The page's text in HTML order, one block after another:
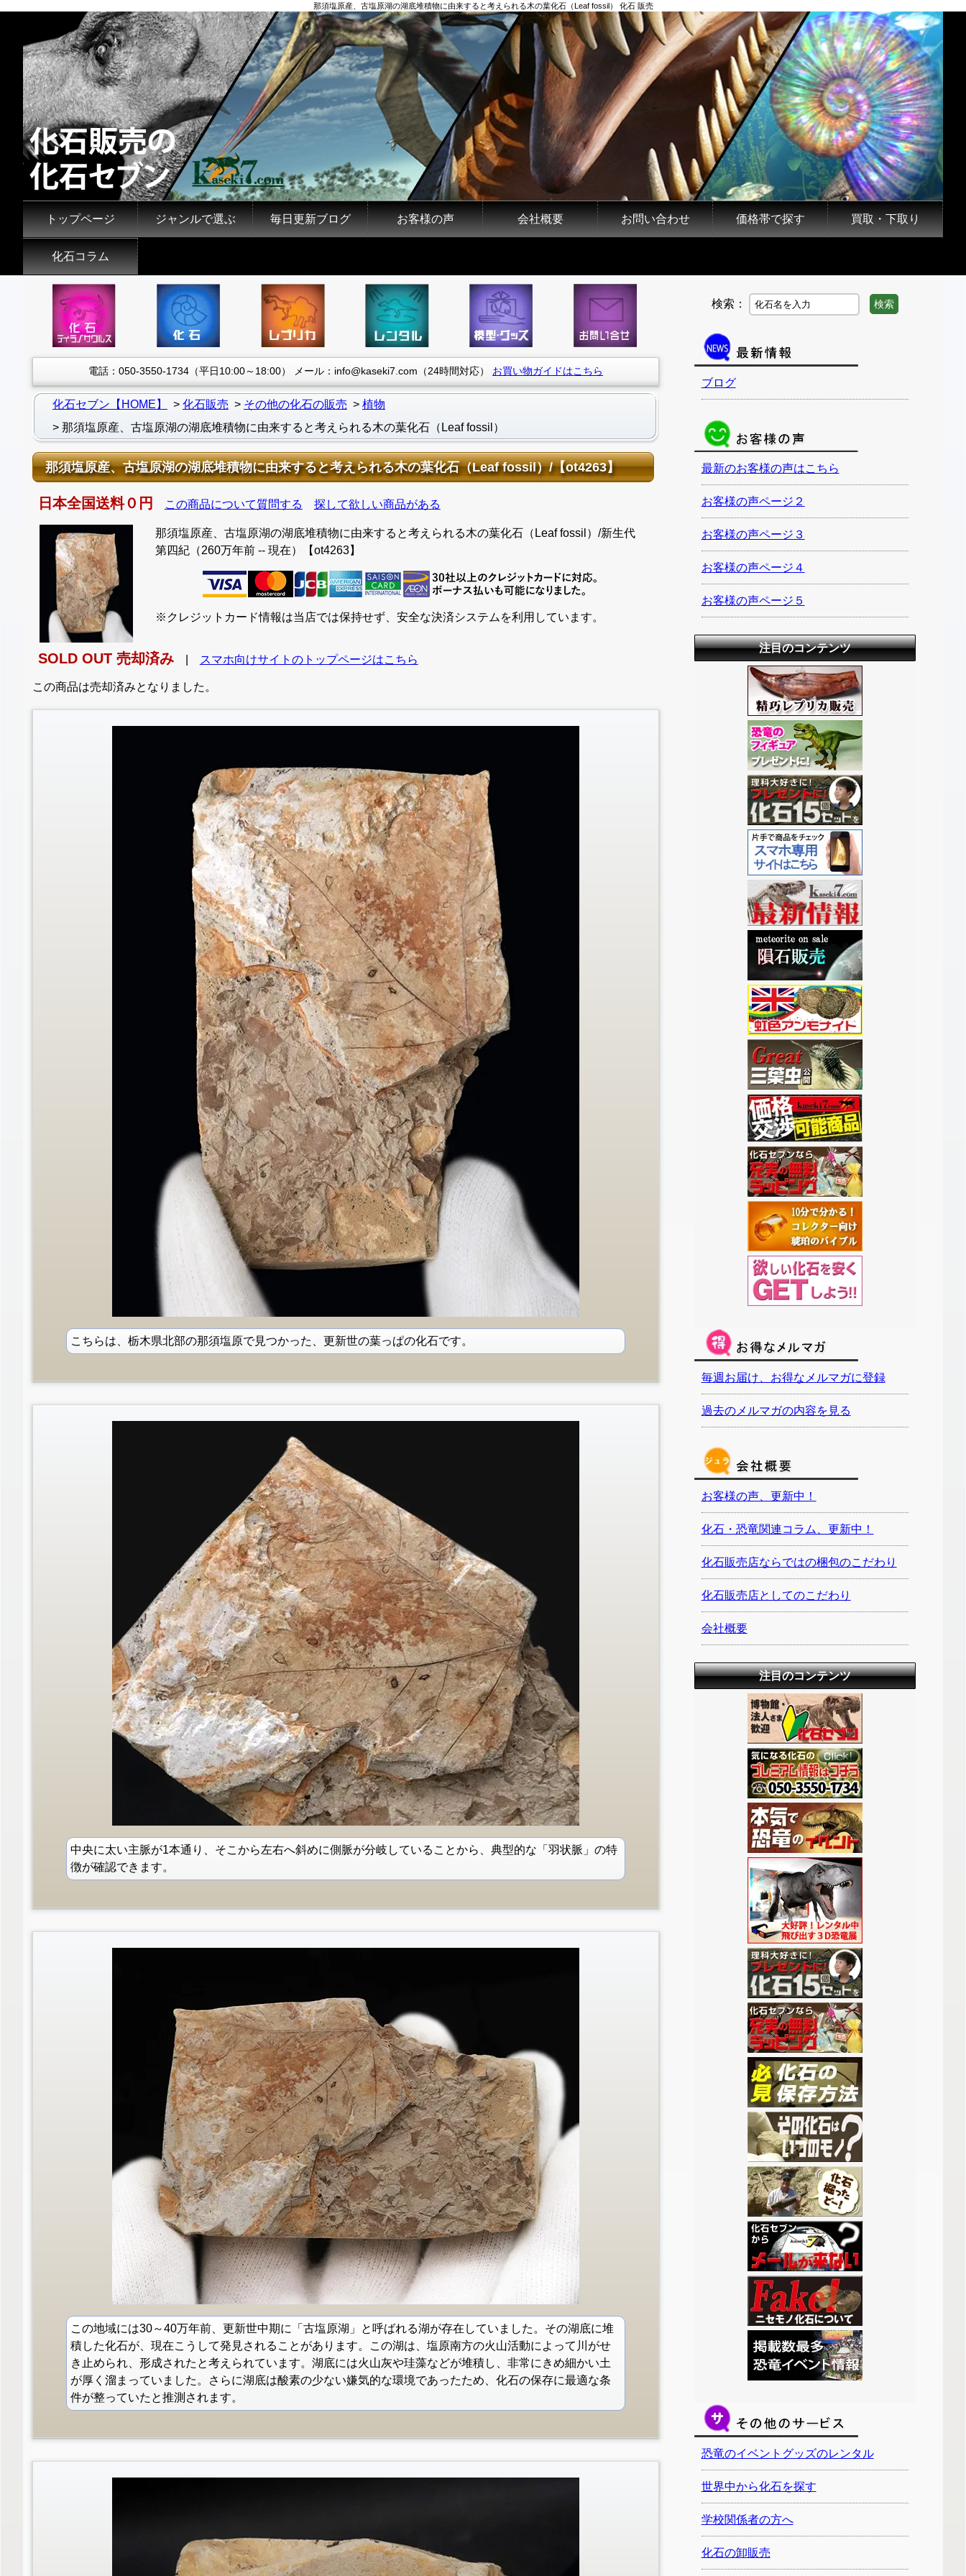
那須塩原産、古塩原湖の湖底堆積物に由来すると考えられる木の葉化石（Leaf fossil） 化石 販売
トップページ ジャンルで選ぶ 毎日更新ブログ お客様の声 会社概要 お問い合わせ 価格帯で探す 買取・下取り
化石コラム
電話：050-3550-1734（平日10:00～18:00） メール：info@kaseki7.com（24時間対応） お買い物ガイドはこちら
化石セブン【HOME】 化石販売 その他の化石の販売
植物
那須塩原産、古塩原湖の湖底堆積物に由来すると考えられる木の葉化石（Leaf fossil）
那須塩原産、古塩原湖の湖底堆積物に由来すると考えられる木の葉化石（Leaf fossil）/【ot4263】
日本全国送料０円 この商品について質問する 探して欲しい商品がある
那須塩原産、古塩原湖の湖底堆積物に由来すると考えられる木の葉化石（Leaf fossil）/新生代
第四紀（260万年前 -- 現在）【ot4263】
※クレジットカード情報は当店では保持せず、安全な決済システムを利用しています。
SOLD OUT 売却済み| スマホ向けサイトのトップページはこちら
この商品は売却済みとなりました。
こちらは、栃木県北部の那須塩原で見つかった、更新世の葉っぱの化石です。
中央に太い主脈が1本通り、そこから左右へ斜めに側脈が分岐していることから、典型的な「羽状脈」の特
徴が確認できます。
この地域には30～40万年前、更新世中期に「古塩原湖」と呼ばれる湖が存在していました。その湖底に堆
積した化石が、現在こうして発見されることがあります。この湖は、塩原南方の火山活動によって川がせ
き止められ、形成されたと考えられています。湖底には火山灰や珪藻などが堆積し、非常にきめ細かい土
が厚く溜まっていました。さらに湖底は酸素の少ない嫌気的な環境であったため、化石の保存に最適な条
件が整っていたと推測されます。
検索： 検索
ブログ
最新のお客様の声はこちら
お客様の声ページ２
お客様の声ページ３
お客様の声ページ４
お客様の声ページ５
注目のコンテンツ
毎週お届け、お得なメルマガに登録
過去のメルマガの内容を見る
お客様の声、更新中！
化石・恐竜関連コラム、更新中！
化石販売店ならではの梱包のこだわり
化石販売店としてのこだわり
会社概要
注目のコンテンツ
恐竜のイベントグッズのレンタル
世界中から化石を探す
学校関係者の方へ
化石の卸販売